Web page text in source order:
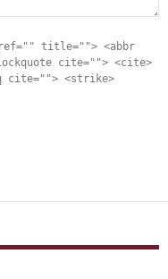
title=""> <abbr
cite=""> <cite>
cite=""> <strike>